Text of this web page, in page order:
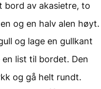
bord av akasietre, to
og en halv alen høyt.
og lage en gullkant
en list til bordet. Den
og gå helt rundt.